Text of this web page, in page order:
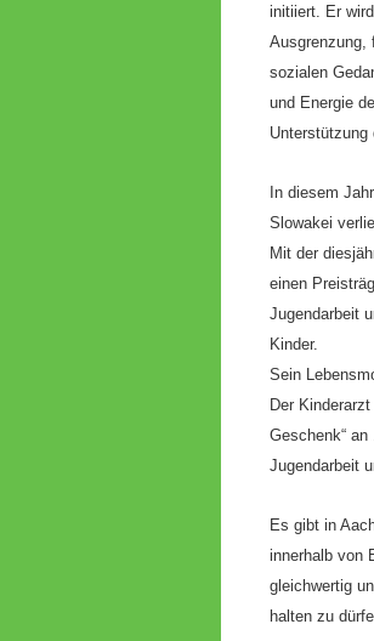
initiiert.
Er
Ausgrenzung,
sozialen
und Energie
Unterstützung
In diesem
Slowakei
Mit der
einen
Jugendarbeit
Kinder.
Sein
Der
Geschenk“
Jugendarbeit
Es gibt in
innerhalb von
gleichwertig
halten zu